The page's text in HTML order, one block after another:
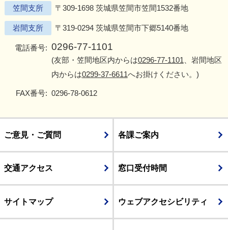
笠間支所 〒309-1698 茨城県笠間市笠間1532番地
岩間支所 〒319-0294 茨城県笠間市下郷5140番地
電話番号: 0296-77-1101
(友部・笠間地区内からは0296-77-1101 、岩間地区
内からは0299-37-6611へお掛けください。)
FAX番号: 0296-78-0612
ご意見・ご質問 各課ご案内
交通アクセス 窓口受付時間
サイトマップ ウェブアクセシビリティ